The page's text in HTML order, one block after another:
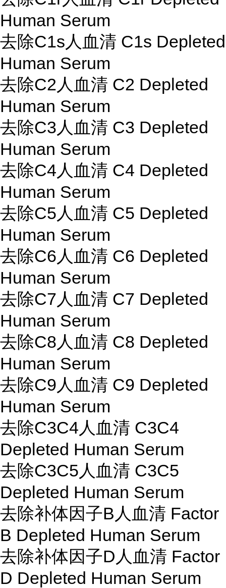
Human Serum
去除C1s人血清 C1s Depleted
Human Serum
去除C2人血清 C2 Depleted
Human Serum
去除C3人血清 C3 Depleted
Human Serum
去除C4人血清 C4 Depleted
Human Serum
去除C5人血清 C5 Depleted
Human Serum
去除C6人血清 C6 Depleted
Human Serum
去除C7人血清 C7 Depleted
Human Serum
去除C8人血清 C8 Depleted
Human Serum
去除C9人血清 C9 Depleted
Human Serum
去除C3C4人血清 C3C4
Depleted Human Serum
去除C3C5人血清 C3C5
Depleted Human Serum
去除补体因子B人血清 Factor
B Depleted Human Serum
去除补体因子D人血清 Factor
D Depleted Human Serum